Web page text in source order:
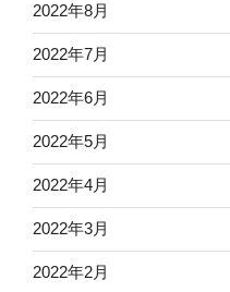
2022年8月
2022年7月
2022年6月
2022年5月
2022年4月
2022年3月
2022年2月